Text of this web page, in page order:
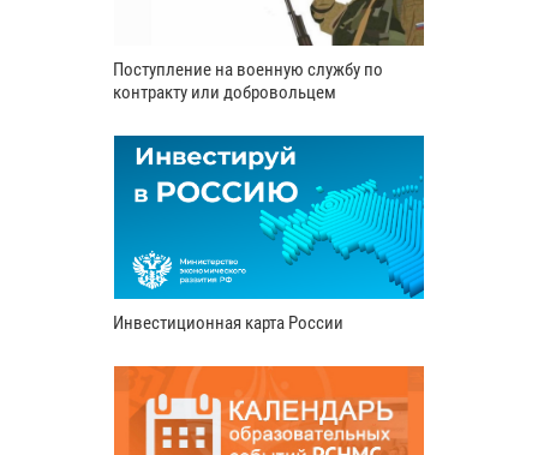
Поступление на военную службу по
контракту или добровольцем
Инвестиционная карта России